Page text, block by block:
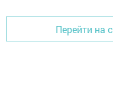
Перейти на